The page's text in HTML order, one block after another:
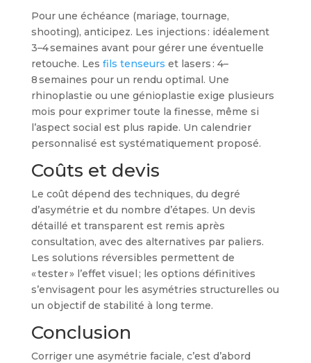
Pour une échéance (mariage, tournage,
shooting), anticipez. Les injections : idéalement
3–4 semaines avant pour gérer une éventuelle
retouche. Les fils tenseurs et lasers : 4–
8 semaines pour un rendu optimal. Une
rhinoplastie ou une génioplastie exige plusieurs
mois pour exprimer toute la finesse, même si
l’aspect social est plus rapide. Un calendrier
personnalisé est systématiquement proposé.
Coûts et devis
Le coût dépend des techniques, du degré
d’asymétrie et du nombre d’étapes. Un devis
détaillé et transparent est remis après
consultation, avec des alternatives par paliers.
Les solutions réversibles permettent de
« tester » l’effet visuel ; les options définitives
s’envisagent pour les asymétries structurelles ou
un objectif de stabilité à long terme.
Conclusion
Corriger une asymétrie faciale, c’est d’abord